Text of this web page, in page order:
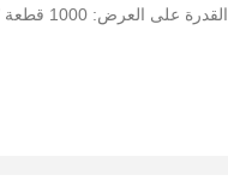
القدرة على العرض: 1000 قطعة / شهر